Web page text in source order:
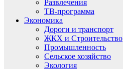
Развлечения
ТВ-программа
Экономика
Дороги и транспорт
ЖКХ и Строительство
Промышленность
Сельское хозяйство
Экология